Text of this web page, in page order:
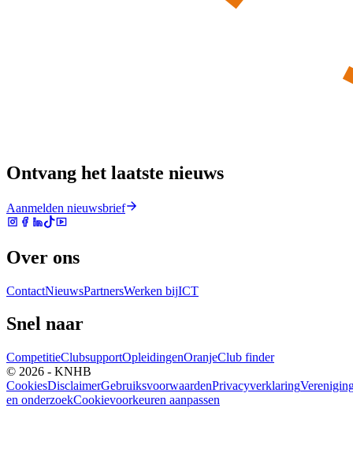
Ontvang het laatste nieuws
Aanmelden nieuwsbrief
Over ons
ContactNieuwsPartnersWerken bijICT
Snel naar
CompetitieClubsupportOpleidingenOranjeClub finder
© 2026 - KNHB
CookiesDisclaimerGebruiksvoorwaardenPrivacyverklaring
en onderzoekCookievoorkeuren aanpassen